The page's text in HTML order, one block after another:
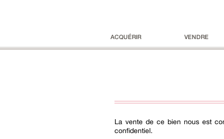
ACQUÉRIR VENDRE
La vente de ce bien nous est
confidentiel.